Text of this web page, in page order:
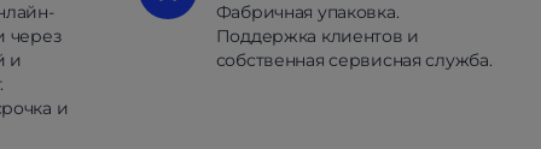
через
и
и
Фабричная упаковка.
Поддержка клиентов и
собственная сервисная служба.